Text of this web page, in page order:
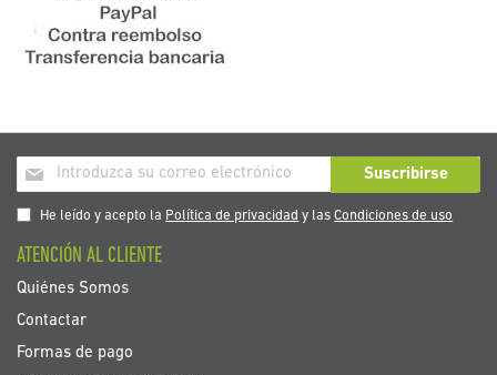
Inscríbase
a
nuestro
de
noticias:
Suscribirse
He leído y acepto la Política de privacidad y lasCondiciones de uso
ATENCIÓN AL CLIENTE
Quiénes Somos
Contactar
Formas de pago